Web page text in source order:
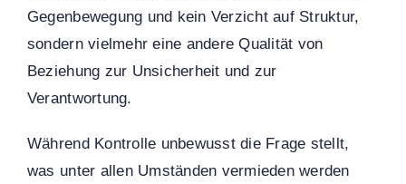
Gegenbewegung und kein Verzicht auf Struktur,
sondern vielmehr eine andere Qualität von
Beziehung zur Unsicherheit und zur
Verantwortung.
Während Kontrolle unbewusst die Frage stellt,
was unter allen Umständen vermieden werden